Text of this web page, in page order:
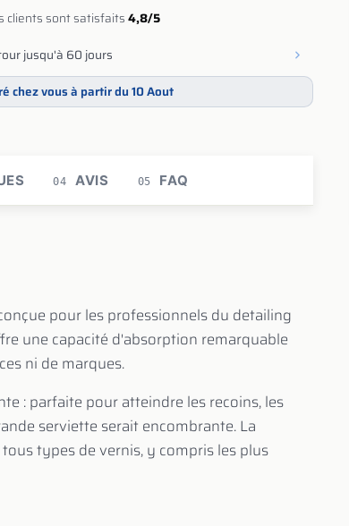
clients sont satisfaits4,8/5
jusqu'à 60 jours
chez vous à partir du 10 Aout
04 AVIS 05 FAQ
pour les professionnels du detailing
une capacité d'absorption remarquable
ni de marques.
: parfaite pour atteindre les recoins, les
serviette serait encombrante. La
types de vernis, y compris les plus